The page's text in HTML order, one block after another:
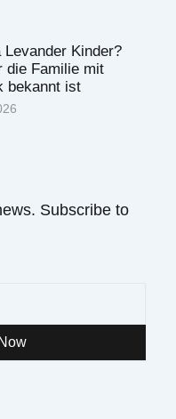
Levander Kinder?
die Familie mit
bekannt ist
Subscribe to